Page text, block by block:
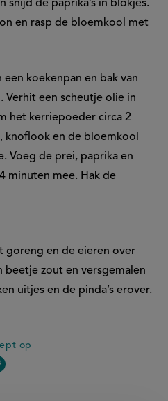
snijd de paprika’s in blokjes.
en rasp de bloemkool met
koekenpan en bak van
Verhit een scheutje olie in
het kerriepoeder circa 2
knoflook en de bloemkool
Voeg de prei, paprika en
minuten mee. Hak de
goreng en de eieren over
zout en versgemalen
uitjes en de pinda’s erover.
op